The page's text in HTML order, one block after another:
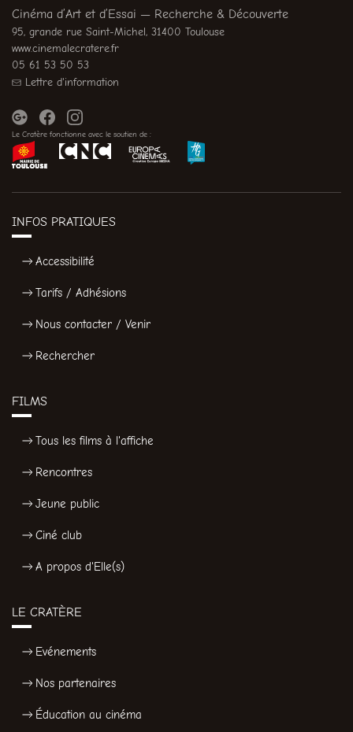
Cinéma d’Art et d’Essai — Recherche & Découverte
95, grande rue Saint-Michel, 31400 Toulouse
www.cinemalecratere.fr
05 61 53 50 53
Lettre d'information
Le Cratère fonctionne avec le soutien de :
INFOS PRATIQUES
Accessibilité
Tarifs / Adhésions
Nous contacter / Venir
Rechercher
FILMS
Tous les films à l'affiche
Rencontres
Jeune public
Ciné club
A propos d'Elle(s)
LE CRATÈRE
Evénements
Nos partenaires
Éducation au cinéma